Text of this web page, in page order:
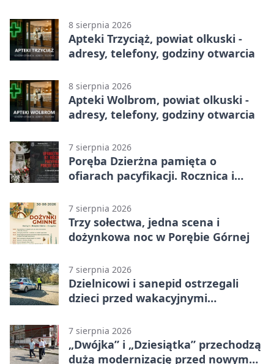
8 sierpnia 2026
Apteki Trzyciąż, powiat olkuski -
adresy, telefony, godziny otwarcia
8 sierpnia 2026
Apteki Wolbrom, powiat olkuski -
adresy, telefony, godziny otwarcia
7 sierpnia 2026
Poręba Dzierżna pamięta o
ofiarach pacyfikacji. Rocznica i
7 sierpnia 2026
Trzy sołectwa, jedna scena i
dożynkowa noc w Porębie Górnej
7 sierpnia 2026
Dzielnicowi i sanepid ostrzegali
dzieci przed wakacyjnymi
7 sierpnia 2026
„Dwójka” i „Dziesiątka” przechodzą
dużą modernizację przed nowym